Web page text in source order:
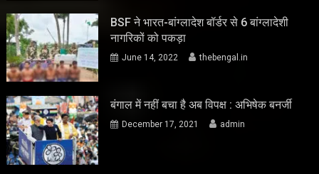
BSF ने भारत-बांग्लादेश बॉर्डर से 6 बांग्लादेशी
नागरिकों को पकड़ा
June 14, 2022 thebengal.in
बंगाल में नहीं बचा है अब विपक्ष : अभिषेक बनर्जी
December 17, 2021 admin